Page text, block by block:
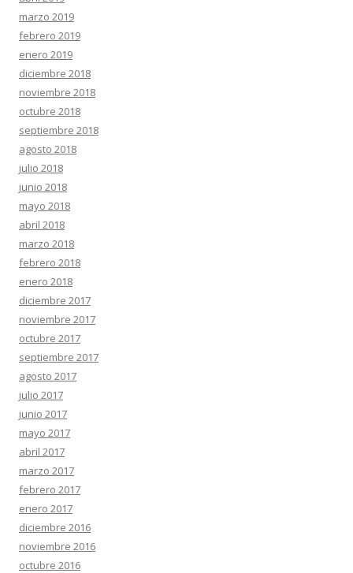
marzo 2019
febrero 2019
enero 2019
diciembre 2018
noviembre 2018
octubre 2018
septiembre 2018
agosto 2018
julio 2018
junio 2018
mayo 2018
abril 2018
marzo 2018
febrero 2018
enero 2018
diciembre 2017
noviembre 2017
octubre 2017
septiembre 2017
agosto 2017
julio 2017
junio 2017
mayo 2017
abril 2017
marzo 2017
febrero 2017
enero 2017
diciembre 2016
noviembre 2016
octubre 2016